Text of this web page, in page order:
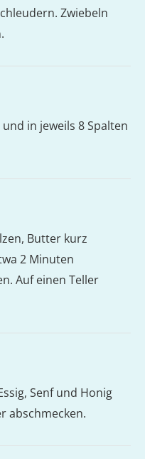
Zwiebeln
in jeweils 8 Spalten
Butter kurz
2 Minuten
Auf einen Teller
Senf und Honig
abschmecken.